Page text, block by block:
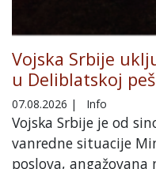
Vojska Srbije
u Deliblatskoj
07.08.2026 | Info
Vojska Srbije je od
vanredne situacije
poslova, angažovana